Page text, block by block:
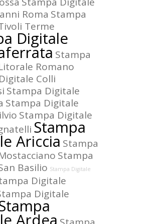
Roma Stampa
Terme
Digitale
Stampa
Romano
Colli
Stampa Digitale
Stampa Digitale
Stampa Digitale
Stampa
Ariccia Stampa
Stampa
Basilio Stampa Digitale
Digitale
Digitale
Ardea